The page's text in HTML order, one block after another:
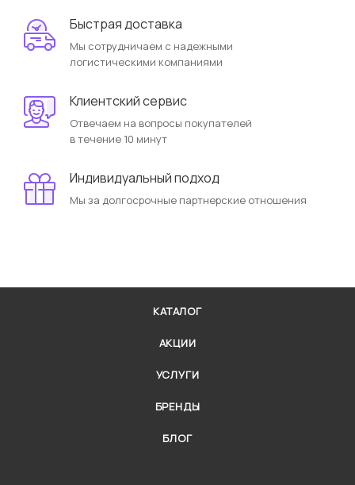
Быстрая доставка
Мы сотрудничаем с надежными
логистическими компаниями
Клиентский сервис
Отвечаем на вопросы покупателей
в течение 10 минут
Индивидуальный подход
Мы за долгосрочные партнерские отношения
КАТАЛОГ
АКЦИИ
УСЛУГИ
БРЕНДЫ
БЛОГ